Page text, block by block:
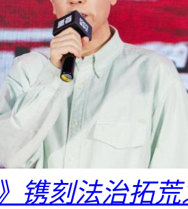
》镌刻法治拓